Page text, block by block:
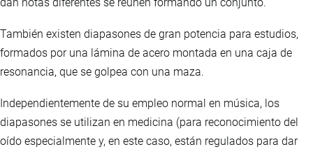
dan notas diferentes se reúnen formando un conjunto.
También existen diapasones de gran potencia para estudios,
formados por una lámina de acero montada en una caja de
resonancia, que se golpea con una maza.
Independientemente de su empleo normal en música, los
diapasones se utilizan en medicina (para reconocimiento del
oído especialmente y, en este caso, están regulados para dar